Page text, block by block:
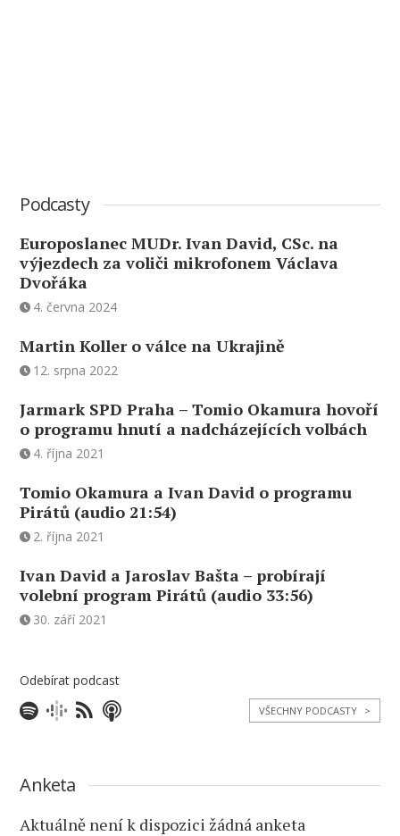
Podcasty
Europoslanec MUDr. Ivan David, CSc. na
výjezdech za voliči mikrofonem Václava
Dvořáka
4. června 2024
Martin Koller o válce na Ukrajině
12. srpna 2022
Jarmark SPD Praha – Tomio Okamura hovoří
o programu hnutí a nadcházejících volbách
4. října 2021
Tomio Okamura a Ivan David o programu
Pirátů (audio 21:54)
2. října 2021
Ivan David a Jaroslav Bašta – probírají
volební program Pirátů (audio 33:56)
30. září 2021
Odebírat podcast
VŠECHNY PODCASTY >
Anketa
Aktuálně není k dispozici žádná anketa